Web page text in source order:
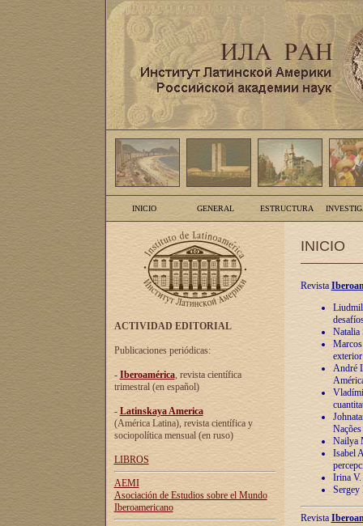
INICIO GENERAL ESTRUCTURA
ACTIVIDAD EDITORIAL
Publicaciones periódicas:
- Iberoamérica, revista científica
trimestral (en español)
- Latinskaya America
(América Latina), revista científica y
sociopolítica mensual (en ruso)
LIBROS
AEMI
Asociación de Estudios sobre el Mundo
Iberoamericano
INICIO
Revista
Natalia
André
Nailya
Isabel
Irina V.
Sergey
Revista